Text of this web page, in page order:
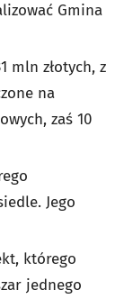
Gmina
mln złotych, z
na
zaś 10
Jego
którego
jednego